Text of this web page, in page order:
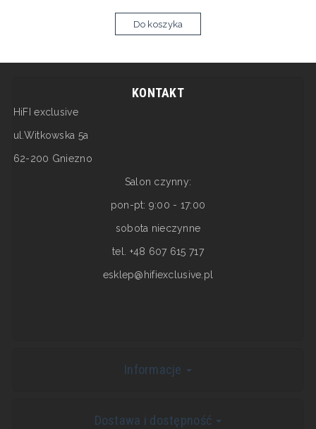
Do koszyka
KONTAKT
HiFI exclusive
ul.Witkowska 5a
62-200 Gniezno
Salon czynny:
pon-pt: 9:00 - 17:00
sobota nieczynne
tel. +48 607 615 717
esklep@hifiexclusive.pl
Informacje
Dostawa i dostępność